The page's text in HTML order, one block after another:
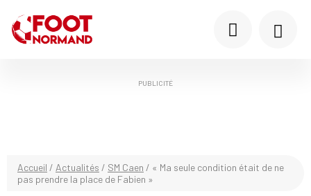
PUBLICITÉ
Accueil / Actualités / SM Caen / « Ma seule condition était de ne
pas prendre la place de Fabien »